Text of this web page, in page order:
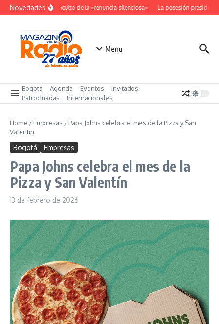
Saltar al contenido
NovedadesEl costo oculto de la «renuncia silenciosa» La posesión
Menu
Bogotá Agenda Eventos
Invitados
Patrocinadas
Internacionales
Home / Empresas / Papa Johns celebra el mes de la Pizza y San
Valentín
Bogotá Empresas
Papa Johns celebra el mes de la
Pizza y San Valentín
13 de febrero de 2026